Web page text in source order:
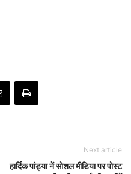
Next article
हार्दिक पांड्या नें सोशल मीडिया पर पोस्ट